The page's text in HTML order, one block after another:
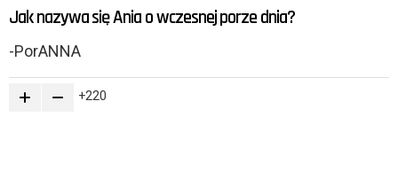
Jak nazywa się Ania o wczesnej porze dnia?
-PorANNA
220